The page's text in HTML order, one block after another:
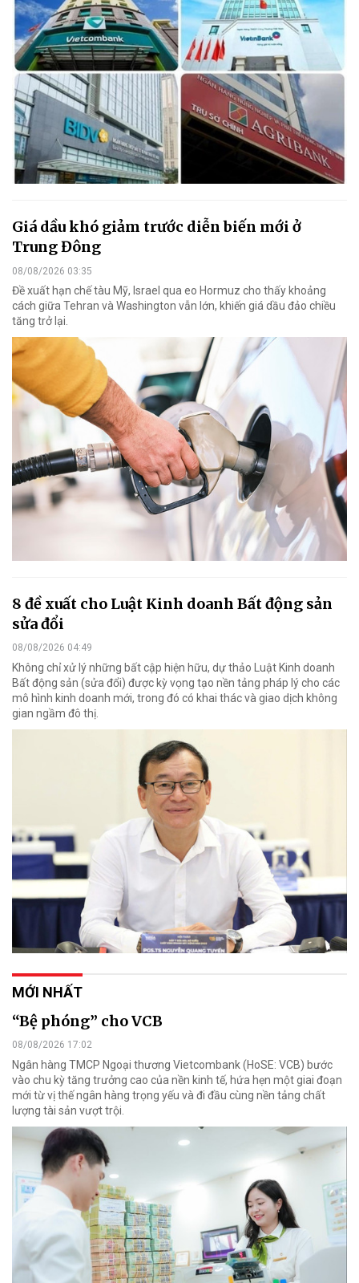
Giá dầu khó giảm trước diễn biến mới ở
Trung Đông
08/08/2026 03:35
Đề xuất hạn chế tàu Mỹ, Israel qua eo Hormuz cho thấy khoảng
cách giữa Tehran và Washington vẫn lớn, khiến giá dầu đảo chiều
tăng trở lại.
8 đề xuất cho Luật Kinh doanh Bất động sản
sửa đổi
08/08/2026 04:49
Không chỉ xử lý những bất cập hiện hữu, dự thảo Luật Kinh doanh
Bất động sản (sửa đổi) được kỳ vọng tạo nền tảng pháp lý cho các
mô hình kinh doanh mới, trong đó có khai thác và giao dịch không
gian ngầm đô thị.
MỚI NHẤT
“Bệ phóng” cho VCB
08/08/2026 17:02
Ngân hàng TMCP Ngoại thương Vietcombank (HoSE: VCB) bước
vào chu kỳ tăng trưởng cao của nền kinh tế, hứa hẹn một giai đoạn
mới từ vị thế ngân hàng trọng yếu và đi đầu cùng nền tảng chất
lượng tài sản vượt trội.